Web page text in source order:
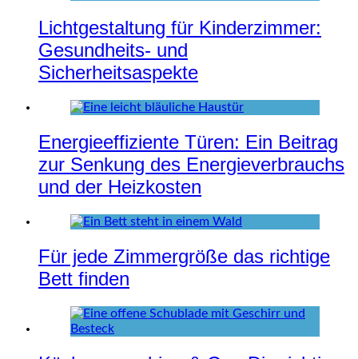
Lichtgestaltung für Kinderzimmer:
Gesundheits- und
Sicherheitsaspekte
Energieeffiziente Türen: Ein Beitrag
zur Senkung des Energieverbrauchs
und der Heizkosten
Für jede Zimmergröße das richtige
Bett finden